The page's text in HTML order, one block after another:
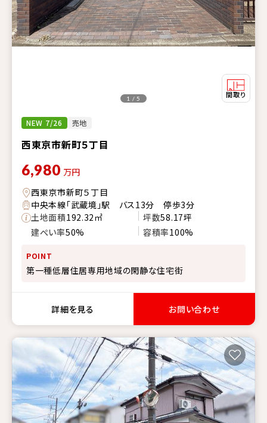
NEW 7/26 売地
西東京市新町５丁目
1 / 5
6,980 万円
西東京市新町５丁目
中央本線「武蔵境」駅 バス13分 停歩3分
土地面積192.32㎡ 坪数58.17坪
建ぺい率50% 容積率100%
POINT
第一種低層住居専用地域の閑静な住宅街
詳細を見る お問い合わせ